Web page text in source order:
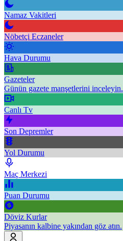
Namaz Vakitleri
Nöbetçi Eczaneler
Hava Durumu
Gazeteler
Günün gazete manşetlerini inceleyin.
Canlı Tv
Son Depremler
Yol Durumu
Maç Merkezi
Puan Durumu
Döviz Kurlar
Piyasanın kalbine yakından göz atın.